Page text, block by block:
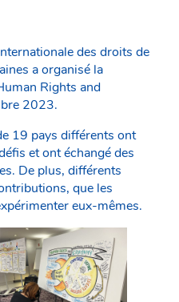
des droits de
a organisé la
Rights and
2023.
19 pays différents ont
et ont échangé des
De plus, différents
que les
eux-mêmes.